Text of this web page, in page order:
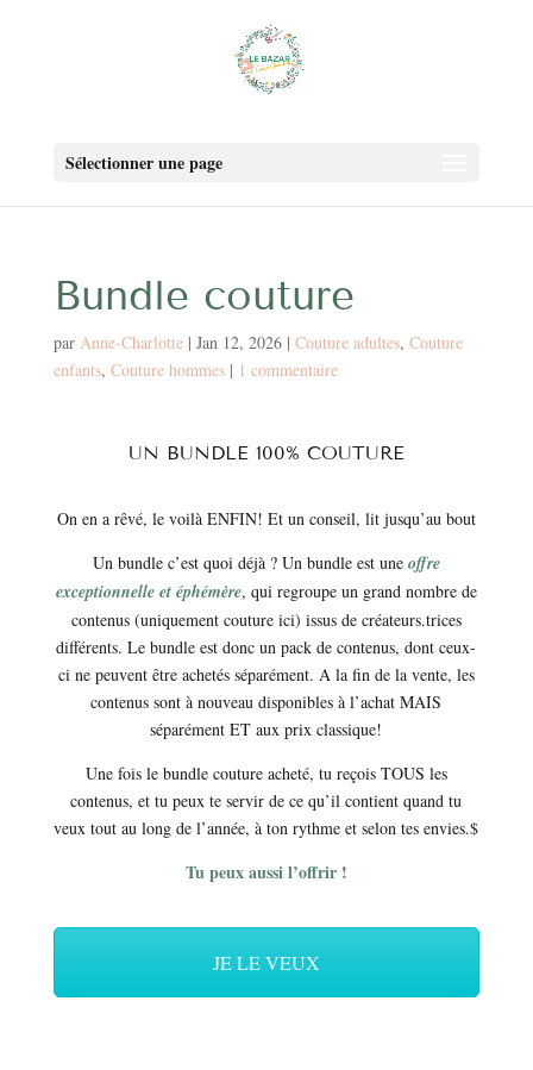
Sélectionner une page
Bundle couture
par Anne-Charlotte| Jan 12, 2026| Couture adultes, Couture
enfants, Couture hommes| 1 commentaire
UN BUNDLE 100% COUTURE
On en a rêvé, le voilà ENFIN! Et un conseil, lit jusqu’au bout
Un bundle c’est quoi déjà ? Un bundle est une offre
exceptionnelle et éphémère, qui regroupe un grand nombre de
contenus (uniquement couture ici) issus de créateurs.trices
différents. Le bundle est donc un pack de contenus, dont ceux-
ci ne peuvent être achetés séparément. A la fin de la vente, les
contenus sont à nouveau disponibles à l’achat MAIS
séparément ET aux prix classique!
Une fois le bundle couture acheté, tu reçois TOUS les
contenus, et tu peux te servir de ce qu’il contient quand tu
veux tout au long de l’année, à ton rythme et selon tes envies.$
Tu peux aussi l’offrir !
JE LE VEUX